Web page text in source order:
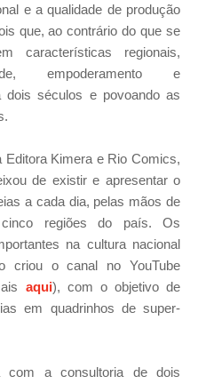
e a qualidade de produção
que, ao contrário do que se
características regionais,
empoderamento e
dois séculos e povoando as
Kimera e Rio Comics,
de existir e apresentar o
a cada dia, pelas mãos de
cinco regiões do país. Os
na cultura nacional
criou o canal no YouTube
aqui), com o objetivo de
em quadrinhos de super-
a consultoria de dois